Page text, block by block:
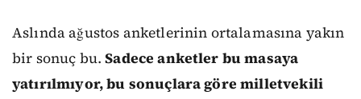
Aslında ağustos anketlerinin ortalamasına yakın
bir sonuç bu.Sadece anketler bu masaya
yatırılmıyor, bu sonuçlara göre milletvekili